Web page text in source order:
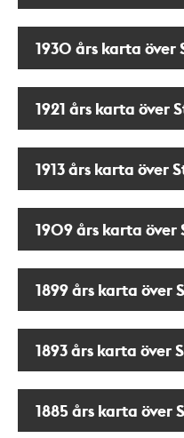
1930 års karta över
1921 års karta över
1913 års karta över
1909 års karta över
1899 års karta över
1893 års karta över
1885 års karta över